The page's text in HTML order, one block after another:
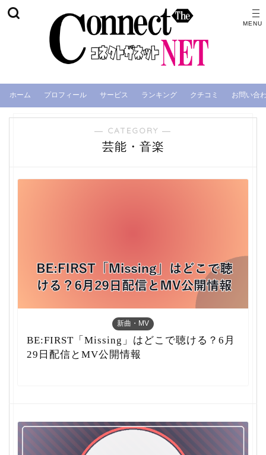
ホーム プロフィール サービス ランキング クチコミ お問い合
― CATEGORY ―
芸能・音楽
新曲・MV
BE:FIRST「Missing」はどこで聴ける？6月
29日配信とMV公開情報